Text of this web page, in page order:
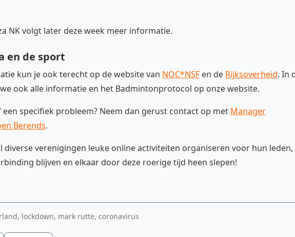
NK volgt later deze week meer informatie.
en de sport
kun je ook terecht op de website van NOC*NSF en de Rijksoverheid. In
ook alle informatie en het Badmintonprotocol op onze website.
een specifiek probleem? Neem dan gerust contact op met Manager
Berends.
diverse verenigingen leuke online activiteiten organiseren voor hun leden,
blijven en elkaar door deze roerige tijd heen slepen!
lockdown, mark rutte, coronavirus